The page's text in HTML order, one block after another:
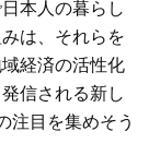
本人の暮らし
は、それらを
経済の活性化
信される新し
注目を集めそう